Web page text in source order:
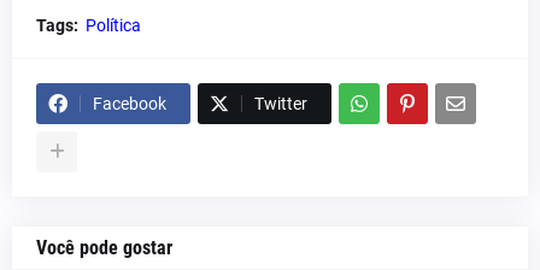
Tags: Política
Facebook Twitter
Você pode gostar